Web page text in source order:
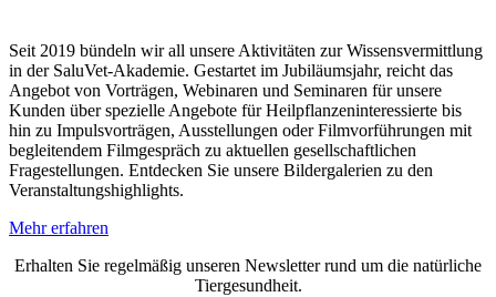
Seit 2019 bündeln wir all unsere Aktivitäten zur Wissensvermittlung
in der SaluVet-Akademie. Gestartet im Jubiläumsjahr, reicht das
Angebot von Vorträgen, Webinaren und Seminaren für unsere
Kunden über spezielle Angebote für Heilpflanzeninteressierte bis
hin zu Impulsvorträgen, Ausstellungen oder Filmvorführungen mit
begleitendem Filmgespräch zu aktuellen gesellschaftlichen
Fragestellungen. Entdecken Sie unsere Bildergalerien zu den
Veranstaltungshighlights.
Mehr erfahren
Erhalten Sie regelmäßig unseren Newsletter rund um die natürliche
Tiergesundheit.